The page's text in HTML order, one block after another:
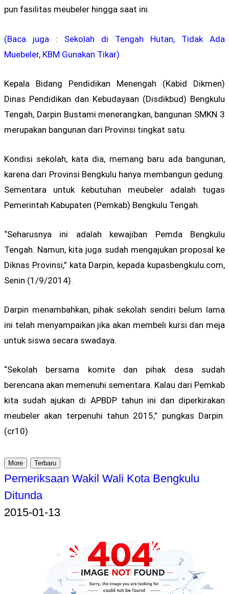
pun fasilitas meubeler hingga saat ini.
(Baca juga : Sekolah di Tengah Hutan, Tidak Ada
Muebeler, KBM Gunakan Tikar)
Kepala Bidang Pendidikan Menengah (Kabid Dikmen)
Dinas Pendidikan dan Kebudayaan (Disdikbud) Bengkulu
Tengah, Darpin Bustami menerangkan, bangunan SMKN 3
merupakan bangunan dari Provinsi tingkat satu.
Kondisi sekolah, kata dia, memang baru ada bangunan,
karena dari Provinsi Bengkulu hanya membangun gedung.
Sementara untuk kebutuhan meubeler adalah tugas
Pemerintah Kabupaten (Pemkab) Bengkulu Tengah.
“Seharusnya ini adalah kewajiban Pemda Bengkulu
Tengah. Namun, kita juga sudah mengajukan proposal ke
Diknas Provinsi,” kata Darpin, kepada kupasbengkulu.com,
Senin (1/9/2014).
Darpin menambahkan, pihak sekolah sendiri belum lama
ini telah menyampaikan jika akan membeli kursi dan meja
untuk siswa secara swadaya.
“Sekolah bersama komite dan pihak desa sudah
berencana akan memenuhi sementara. Kalau dari Pemkab
kita sudah ajukan di APBDP tahun ini dan diperkirakan
meubeler akan terpenuhi tahun 2015,” pungkas Darpin.
(cr10)
More Terbaru
Pemeriksaan Wakil Wali Kota Bengkulu
Ditunda
2015-01-13